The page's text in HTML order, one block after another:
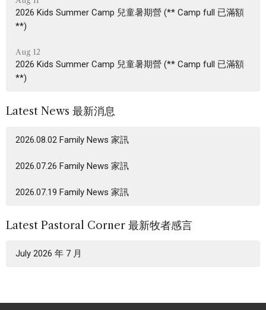
2026 Kids Summer Camp 兒童暑期營 (** Camp full 已滿額
**)
Aug 12
2026 Kids Summer Camp 兒童暑期營 (** Camp full 已滿額
**)
Latest News 最新消息
2026.08.02 Family News 家訊
2026.07.26 Family News 家訊
2026.07.19 Family News 家訊
Latest Pastoral Corner 最新牧者感言
July 2026 年 7 月